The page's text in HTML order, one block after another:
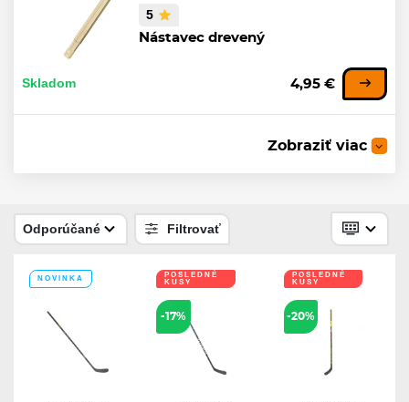
5
Nástavec drevený
Skladom 4,95 €
Skladom
Koncovka RocketGrip Hole Color
Grip
19,33 €
Zobraziť viac
Odporúčané Filtrovať
NOVINKA
POSLEDNÉ
KUSY
-17%
POSLEDNÉ
KUSY
-20%